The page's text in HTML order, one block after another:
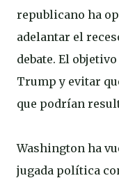
republicano ha
adelantar el
debate. El
Trump y evitar
que podrían
Washington ha
jugada política